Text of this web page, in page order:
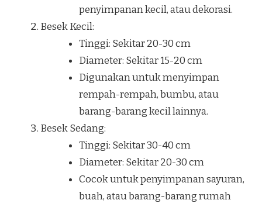
penyimpanan kecil, atau dekorasi.
Besek Kecil:
Tinggi: Sekitar 20-30 cm
Diameter: Sekitar 15-20 cm
Digunakan untuk menyimpan
rempah-rempah, bumbu, atau
barang-barang kecil lainnya.
Besek Sedang:
Tinggi: Sekitar 30-40 cm
Diameter: Sekitar 20-30 cm
Cocok untuk penyimpanan sayuran,
buah, atau barang-barang rumah